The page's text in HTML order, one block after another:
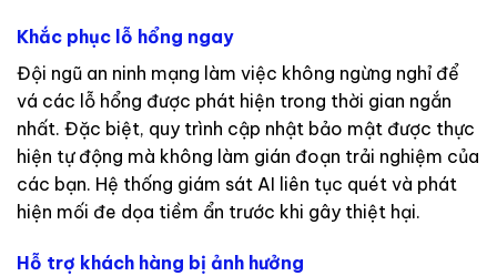
Khắc phục lỗ hổng ngay
Đội ngũ an ninh mạng làm việc không ngừng nghỉ để
vá các lỗ hổng được phát hiện trong thời gian ngắn
nhất. Đặc biệt, quy trình cập nhật bảo mật được thực
hiện tự động mà không làm gián đoạn trải nghiệm của
các bạn. Hệ thống giám sát AI liên tục quét và phát
hiện mối đe dọa tiềm ẩn trước khi gây thiệt hại.
Hỗ trợ khách hàng bị ảnh hưởng